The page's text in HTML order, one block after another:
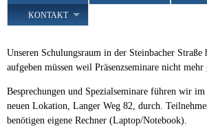
KONTAKT
Unseren Schulungsraum in der Steinbacher
aufgeben müssen weil Präsenzseminare nicht
Besprechungen und Spezialseminare führen wir
neuen Lokation, Langer Weg 82, durch.
benötigen eigene Rechner (Laptop/Notebook).